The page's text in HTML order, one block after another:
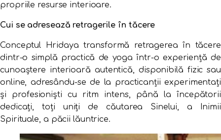
propriile resurse interioare.
Cui se adresează retragerile în tăcere
Conceptul Hridaya transformă retragerea în tăcere
dintr-o simplă practică de yoga într-o experiență de
cunoaștere interioară autentică, disponibilă fizic sau
online, adresându-se de la practicanții experimentați
și profesioniști cu ritm intens, până la începătorii
dedicați, toți uniți de căutarea Sinelui, a Inimii
Spirituale, a păcii lăuntrice.